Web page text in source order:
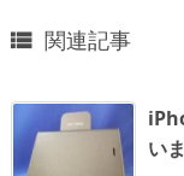
 関連記事
い